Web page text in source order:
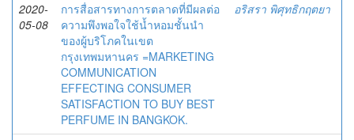
2020-
05-08
การสื่อสารทางการตลาดที่มีผลต่อ
ความพึงพอใจใช้น้ำหอมชั้นนำ
ของผู้บริโภคในเขต
กรุงเทพมหานคร =MARKETING
COMMUNICATION
EFFECTING CONSUMER
SATISFACTION TO BUY BEST
PERFUME IN BANGKOK.
อริสรา พิศุทธิกฤตยา